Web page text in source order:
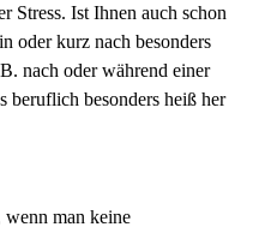
Stress. Ist Ihnen auch schon
oder kurz nach besonders
nach oder während einer
beruflich besonders heiß her
wenn man keine